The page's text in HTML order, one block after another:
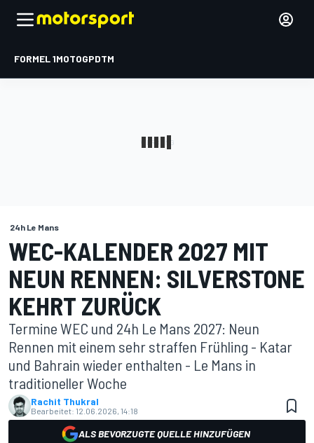
FORMEL 1MOTOGPDTM
24h Le Mans
WEC-KALENDER 2027 MIT
NEUN RENNEN: SILVERSTONE
KEHRT ZURÜCK
Termine WEC und 24h Le Mans 2027: Neun
Rennen mit einem sehr straffen Frühling - Katar
und Bahrain wieder enthalten - Le Mans in
traditioneller Woche
Rachit Thukral
Bearbeitet: 12.06.2026, 14:18
ALS BEVORZUGTE QUELLE HINZUFÜGEN